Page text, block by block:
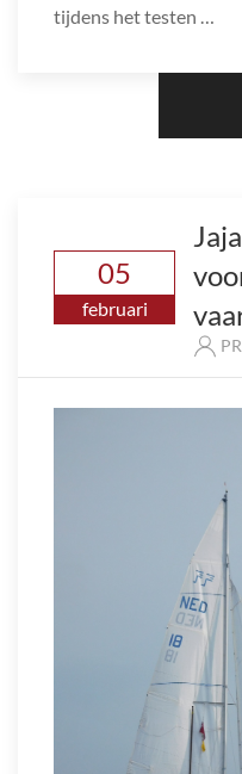
tijdens het testen …
05
februari